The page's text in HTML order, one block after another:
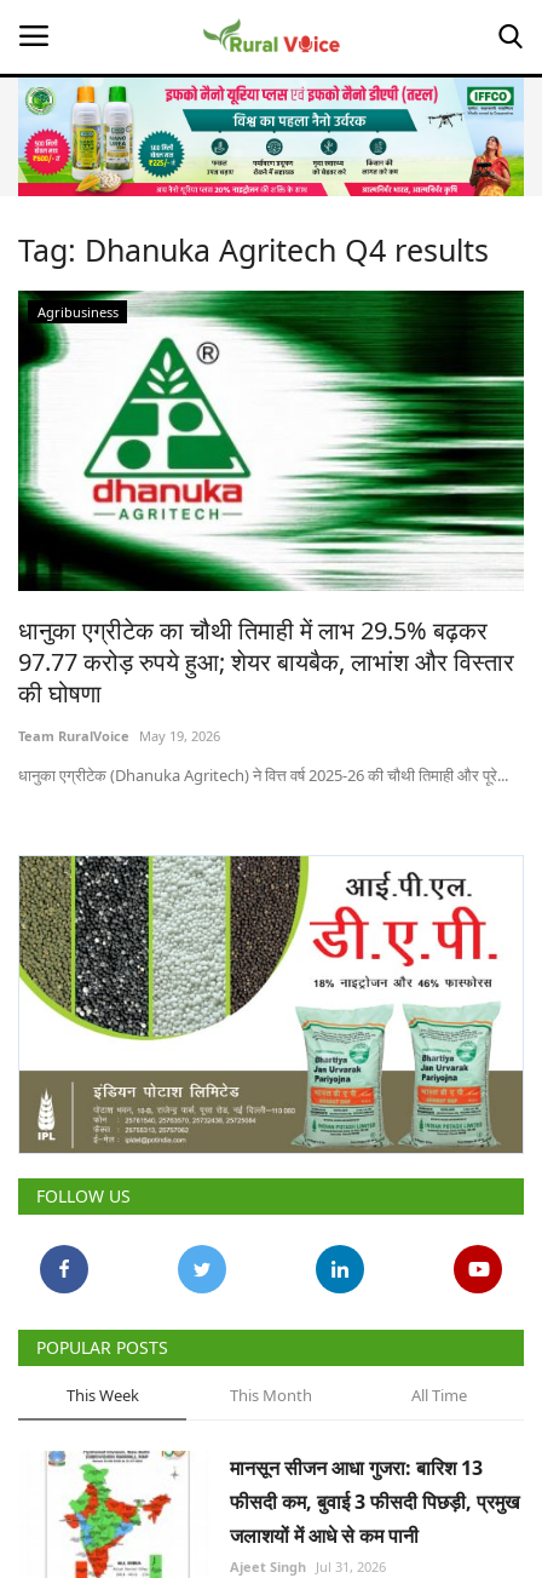
Home
About Us
Leadership Profiles
Opinion
Politics
Magazine
States
Events
Agribusiness
Agritech
International
Rural Dialogue
Ground Report
Gallery
National
Agriculture Conclave and NACOF
Awards 2022
Agri Start-Ups
English Hindi
Tag: Dhanuka Agritech Q4 results
Agribusiness
धानुका एग्रीटेक का चौथी तिमाही में लाभ 29.5% बढ़कर
97.77 करोड़ रुपये हुआ; शेयर बायबैक, लाभांश और विस्तार
की घोषणा
Team RuralVoice May 19, 2026
धानुका एग्रीटेक (Dhanuka Agritech) ने वित्त वर्ष 2025-26 की चौथी तिमाही और पूरे...
FOLLOW US
POPULAR POSTS
This Week This Month All Time
मानसून सीजन आधा गुजरा: बारिश 13
फीसदी कम, बुवाई 3 फीसदी पिछड़ी, प्रमुख
जलाशयों में आधे से कम पानी
Ajeet Singh Jul 31, 2026